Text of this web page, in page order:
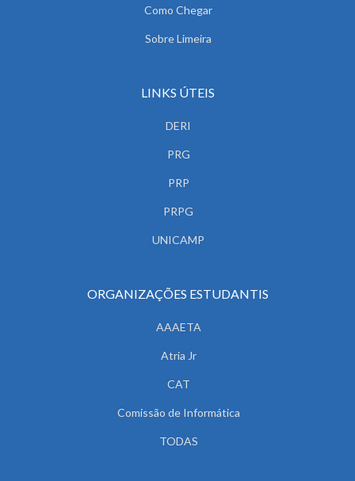
Como Chegar
Sobre Limeira
LINKS ÚTEIS
DERI
PRG
PRP
PRPG
UNICAMP
ORGANIZAÇÕES ESTUDANTIS
AAAETA
Atria Jr
CAT
Comissão de Informática
TODAS